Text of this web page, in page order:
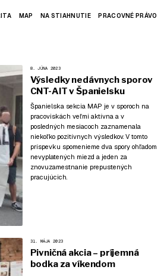
MAP NA STIAHNUTIE PRACOVNÉ PRÁVO
8. JÚNA 2023
Výsledky nedávnych sporov
CNT-AIT v Španielsku
Španielska sekcia MAP je v sporoch na
pracoviskách veľmi aktívna a v
posledných mesiacoch zaznamenala
niekoľko pozitívnych výsledkov. V tomto
príspevku spomenieme dva spory ohľadom
nevyplatených miezd a jeden za
znovuzamestnanie prepustených
pracujúcich.
31. MÁJA 2023
Pivničná akcia – príjemná
bodka za víkendom